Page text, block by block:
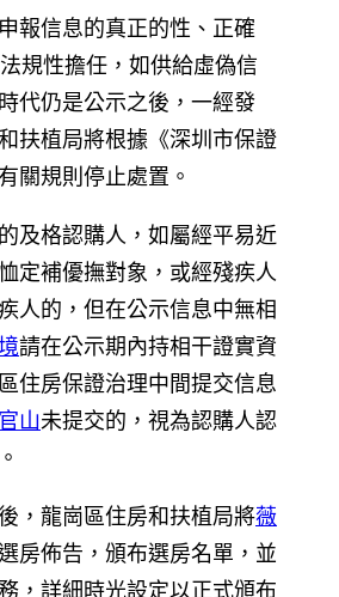
報信息的真正的性、正確
規性擔任，如供給虛偽信
代仍是公示之後，一經發
扶植局將根據《深圳市保證
關規則停止處置。
及格認購人，如屬經平易近
定補優撫對象，或經殘疾人
人的，但在公示信息中無相
請在公示期內持相干證實資
住房保證治理中間提交信息
山未提交的，視為認購人認
，龍崗區住房和扶植局將薇
房佈告，頒布選房名單，並
，詳細時光設定以正式頒布